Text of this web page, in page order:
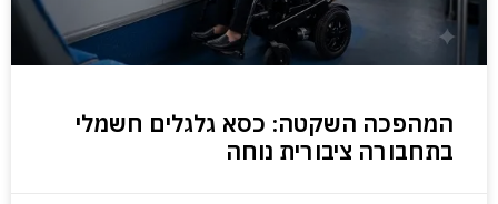
המהפכה השקטה: כסא גלגלים חשמלי
בתחבורה ציבורית נוחה